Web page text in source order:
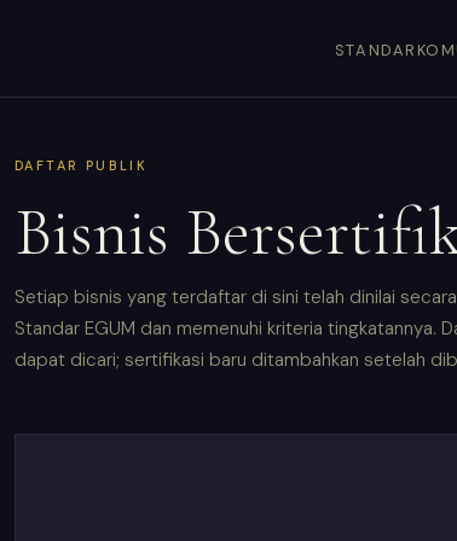
STANDAR
DAFTAR PUBLIK
Bisnis
Setiap bisnis yang terdaftar di sini telah dinilai
Standar EGUM dan memenuhi kriteria tingkatannya.
dapat dicari; sertifikasi baru ditambahkan setelah